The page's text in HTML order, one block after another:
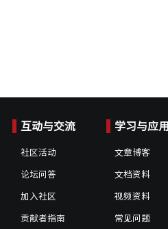
互动与交流
社区活动
论坛问答
加入社区
贡献者指南
学习与应用
文章博客
文档资料
视频资料
常见问题